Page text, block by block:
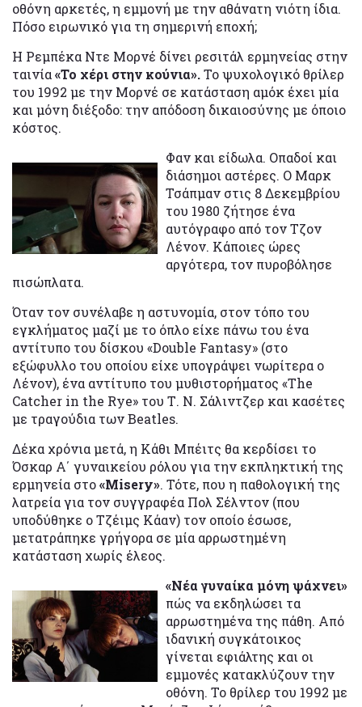
οθόνη αρκετές, η εμμονή με την αθάνατη νιότη ίδια.
Πόσο ειρωνικό για τη σημερινή εποχή;
Η Ρεμπέκα Ντε Μορνέ δίνει ρεσιτάλ ερμηνείας στην
ταινία«Το χέρι στην κούνια».Το ψυχολογικό θρίλερ
του 1992 με την Μορνέ σε κατάσταση αμόκ έχει μία
και μόνη διέξοδο: την απόδοση δικαιοσύνης με όποιο
κόστος.
Φαν και είδωλα. Οπαδοί και
διάσημοι αστέρες. Ο Μαρκ
Τσάπμαν στις 8 Δεκεμβρίου
του 1980 ζήτησε ένα
αυτόγραφο από τον Τζον
Λένον. Κάποιες ώρες
αργότερα, τον πυροβόλησε
πισώπλατα.
Όταν τον συνέλαβε η αστυνομία, στον τόπο του
εγκλήματος μαζί με το όπλο είχε πάνω του ένα
αντίτυπο του δίσκου «Double Fantasy» (στο
εξώφυλλο του οποίου είχε υπογράψει νωρίτερα ο
Λένον), ένα αντίτυπο του μυθιστορήματος «The
Catcher in the Rye» του Τ. Ν. Σάλιντζερ και κασέτες
με τραγούδια των Beatles.
Δέκα χρόνια μετά, η Κάθι Μπέιτς θα κερδίσει το
Όσκαρ Α΄ γυναικείου ρόλου για την εκπληκτική της
ερμηνεία στο«Misery». Τότε, που η παθολογική της
λατρεία για τον συγγραφέα Πολ Σέλντον (που
υποδύθηκε ο Τζέιμς Κάαν) τον οποίο έσωσε,
μετατράπηκε γρήγορα σε μία αρρωστημένη
κατάσταση χωρίς έλεος.
«Νέα γυναίκα μόνη ψάχνει»
πώς να εκδηλώσει τα
αρρωστημένα της πάθη. Από
ιδανική συγκάτοικος
γίνεται εφιάλτης και οι
εμμονές κατακλύζουν την
οθόνη. Το θρίλερ του 1992 με